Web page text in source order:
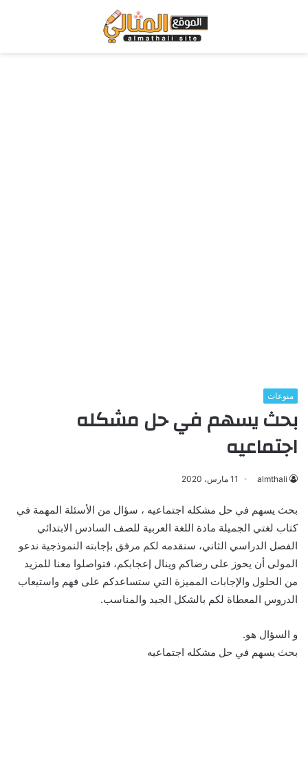
منوعات
بحث يسهم في حل مشكله
اجتماعيه
almthali 11 مارس، 2020
بحث يسهم في حل مشكله اجتماعيه ، سؤال من الأسئلة المهمة في
كتاب لغتي الجميلة مادة اللغة العربية للصف السادس الابتدائي
الفصل الدراسي الثاني، سنقدمه لكم مرفق بإجابته النموذجية ندعو
المولى أن يحوز على رضاكم وينال إعجابكم، فتواصلوا معنا للمزيد
من الحلول والإجابات المميزة التي ستساعدكم على فهم واستيعاب
الدروس المعطاة لكم بالشكل الجيد والمناسب.
و السؤال هو.
بحث يسهم في حل مشكله اجتماعيه